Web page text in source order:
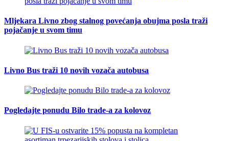
Mljekara Livno zbog stalnog povećanja obujma posla traži
pojačanje u svom timu
Livno Bus traži 10 novih vozača autobusa
Pogledajte ponudu Bilo trade-a za kolovoz